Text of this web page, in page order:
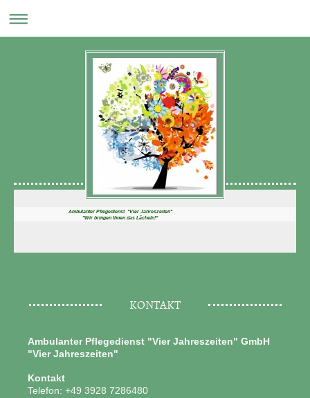
Ambulanter Pflegedienst "Vier Jahreszeiten"
"Wir bringen Ihnen das Lächeln!"
KONTAKT
Ambulanter Pflegedienst "Vier Jahreszeiten" GmbH
"Vier Jahreszeiten"
Kontakt
Telefon: +49 3928 7286480